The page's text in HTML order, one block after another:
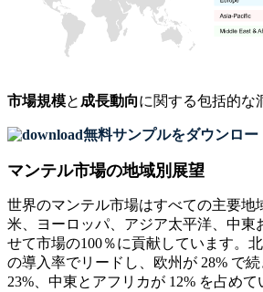
市場規模と 成長動向に関する包括的な
無料サンプルをダウンロー
マンテル市場の地域別展望
世界のマンテル市場はすべての主要地
米、ヨーロッパ、アジア太平洋、中東
せて市場の100％に貢献しています。
の導入率でリードし、欧州が 28% で
23%、中東とアフリカが 12% を占め